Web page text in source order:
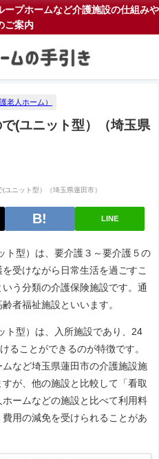
プホームなど介護施設の仕組みや
ご案内
老人ホーム）
(ユニット型）（埼玉県
LINE
ト型）は、要介護３～要介護５の
受けながら日常生活を過ごすこ
う分類の介護保険施設です。通
者福祉施設といいます。
ト型）は、入所施設であり、24
ることができるのが特徴です。
など埼玉県蓮田市の介護施設施
が、他の施設と比較して「看取
ームなどの施設と比べて利用料
用の減免を受けられることがあ